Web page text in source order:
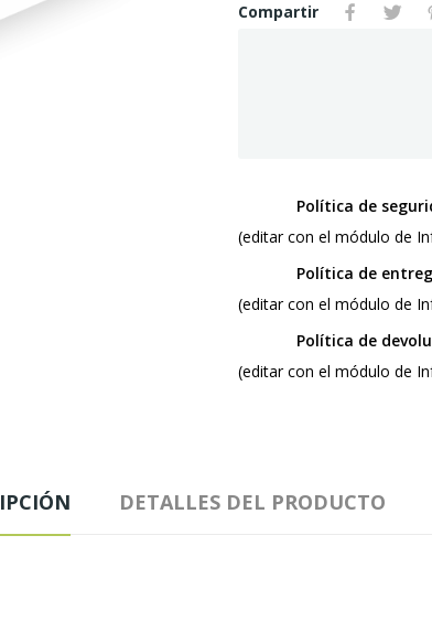
Compartir
Política de
(editar con el módulo de
Política de
(editar con el módulo de
Política de
(editar con el módulo de
DETALLES DEL PRODUCTO